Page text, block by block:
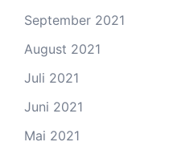
September 2021
August 2021
Juli 2021
Juni 2021
Mai 2021